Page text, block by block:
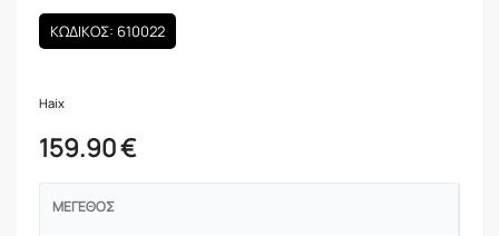
ΚΩΔΙΚΟΣ: 610022
Haix
159.90€
ΜΈΓΕΘΟΣ